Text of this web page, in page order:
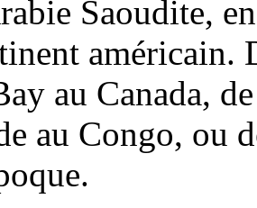
Saoudite,
américain.
au Canada,
au Congo, ou